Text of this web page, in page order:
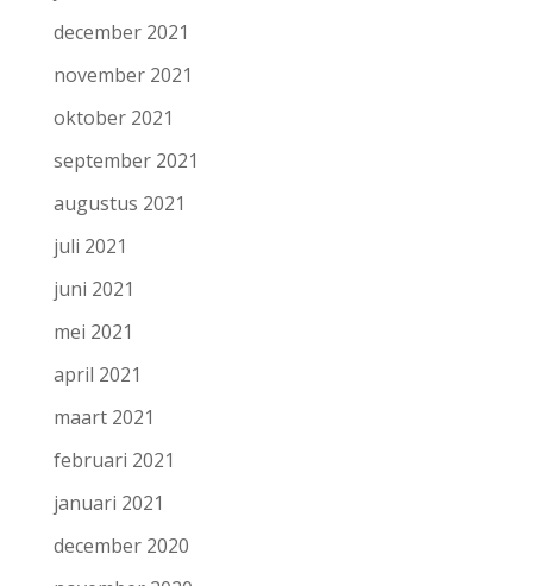
december 2021
november 2021
oktober 2021
september 2021
augustus 2021
juli 2021
juni 2021
mei 2021
april 2021
maart 2021
februari 2021
januari 2021
december 2020